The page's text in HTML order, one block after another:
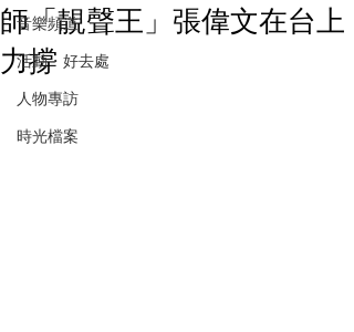
音樂頻道
活動・好去處
人物專訪
時光檔案
師「靚聲王」張偉文在台上
力撐